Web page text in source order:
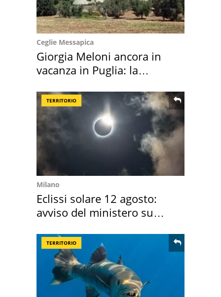
Ceglie Messapica
Giorgia Meloni ancora in
vacanza in Puglia: la
TERRITORIO
Milano
Eclissi solare 12 agosto:
avviso del ministero su
TERRITORIO